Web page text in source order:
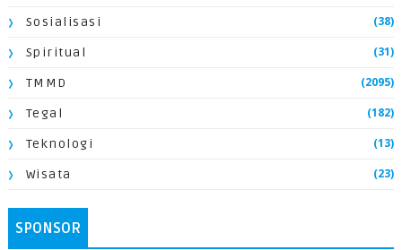
Sosialisasi (38)
Spiritual (31)
TMMD (2095)
Tegal (182)
Teknologi (13)
Wisata (23)
SPONSOR